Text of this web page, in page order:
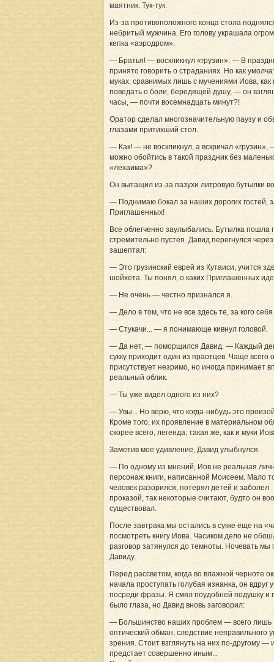
маятник. Тук-тук.
Из-за противоположного конца стола
небритый мужчина. Его голову украшала
кепка «аэродром».
— Братья! — воскликнул «грузин». — В
принято говорить о страданиях. Но как
муках, сравнимых лишь с мучениями Иова, как
поведать о боли, бередящей душу, — он
часы, — почти восемнадцать минут?!
Оратор сделал многозначительную паузу и
глазами притихший стол.
— Как! — не воскликнул, а вскричал «грузин»,
можно обойтись в такой праздник без
«лехаима»?
Он вытащил из-за пазухи литровую бутылки
— Поднимаю бокал за наших дорогих гостей,
Приглашенных!
Все облегченно заулыбались. Бутылка пошла
стремительно пустея. Давид перегнулся
зашептал:
— Это грузинский еврей из Кутаиси, учится
шойхета. Ты понял, о каких Приглашенных
— Не очень — честно признался я.
— Дело в том, что не все здесь те, за кого
— Стукачи... — я понимающе кивнул головой.
— Да нет, — поморщился Давид. — Каждый
сукку приходит один из праотцев. Чаще всего
присутствует незримо, но иногда принимает
реальный облик.
— Ты уже видел одного из них?
— Увы... Но верю, что когда-нибудь это
Кроме того, их проявление в материальном
скорее всего, легенда; такая же, как и муки
Заметив мое удивление, Давид улыбнулся.
— По одному из мнений, Иов не реальная
персонаж книги, написанной Моисеем. Мало
человек разорился, потерял детей и заболел
проказой, так некоторые считают, будто он
существовал.
После завтрака мы остались в сукке еще на
посмотреть книгу Иова. Часиком дело не
разговор затянулся до темноты. Ночевать мы
Давиду.
Перед рассветом, когда во влажной черноте
начала проступать голубая изнанка, он вдруг
посреди фразы. Я смял поудобней подушку и
было глаза, но Давид вновь заговорил:
— Большинство наших проблем — всего лишь
оптический обман, следствие неправильного
зрения. Стоит взглянуть на них по-другому —
предстает совершенно иным...